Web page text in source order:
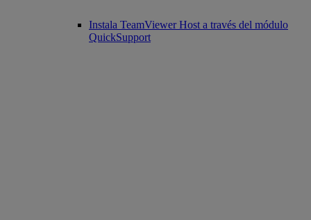
Instala TeamViewer Host a través del módulo
QuickSupport